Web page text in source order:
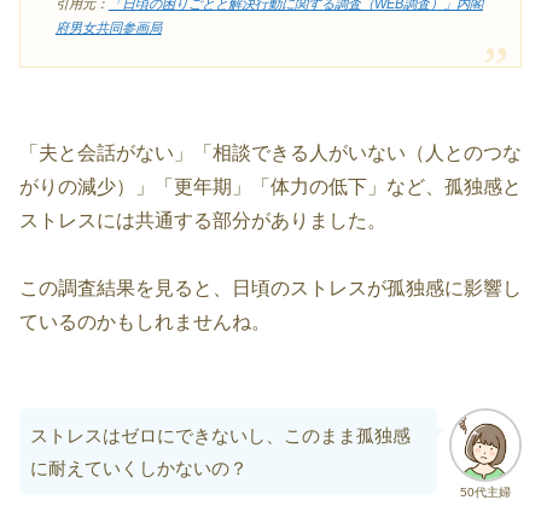
引用元：
「日頃の困りごとと解決行動に関する調査（WEB調査）」内閣
府男女共同参画局
「夫と会話がない」「相談できる人がいない（人とのつな
がりの減少）」「更年期」「体力の低下」など、孤独感と
ストレスには共通する部分がありました。
この調査結果を見ると、日頃のストレスが孤独感に影響し
ているのかもしれませんね。
50代主婦
ストレスはゼロにできないし、このまま孤独感
に耐えていくしかないの？